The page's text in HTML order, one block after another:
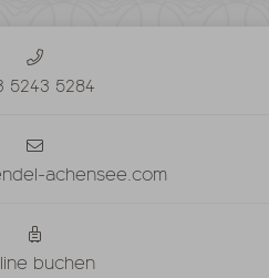
5243 5284
achensee.com
buchen